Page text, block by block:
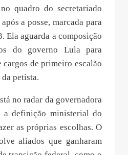
quadro do secretariado
a posse, marcada para
Ela aguarda a composição
do governo Lula para
de primeiro escalão
petista.
no radar da governadora
a definição ministerial do
as próprias escolhas. O
aliados que ganharam